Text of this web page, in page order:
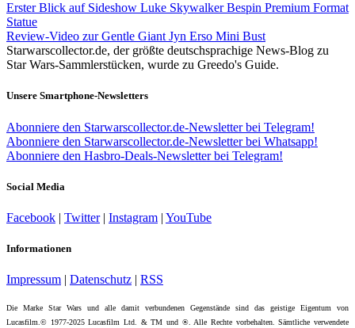
Erster Blick auf Sideshow Luke Skywalker Bespin Premium Format
Statue
Review-Video zur Gentle Giant Jyn Erso Mini Bust
Starwarscollector.de, der größte deutschsprachige News-Blog zu
Star Wars-Sammlerstücken, wurde zu Greedo's Guide.
Unsere Smartphone-Newsletters
Abonniere den Starwarscollector.de-Newsletter bei Telegram!
Abonniere den Starwarscollector.de-Newsletter bei Whatsapp!
Abonniere den Hasbro-Deals-Newsletter bei Telegram!
Social Media
Facebook | Twitter| Instagram | YouTube
Informationen
Impressum | Datenschutz | RSS
Die Marke Star Wars und alle damit verbundenen Gegenstände sind das geistige Eigentum von
Lucasfilm.© 1977-2025 Lucasfilm Ltd. & TM und ®. Alle Rechte vorbehalten. Sämtliche verwendete